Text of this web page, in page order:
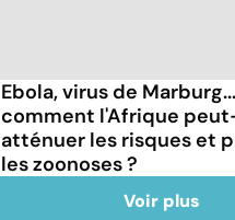
Ebola, virus de Marburg...
comment l'Afrique
atténuer les risques et
les zoonoses ?
Voir plus